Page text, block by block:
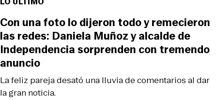
La feliz pareja desató una lluvia de comentarios al dar
la gran noticia.
Con una foto lo dijeron todo y remecieron
las redes: Daniela Muñoz y alcalde de
Independencia sorprenden con tremendo
anuncio